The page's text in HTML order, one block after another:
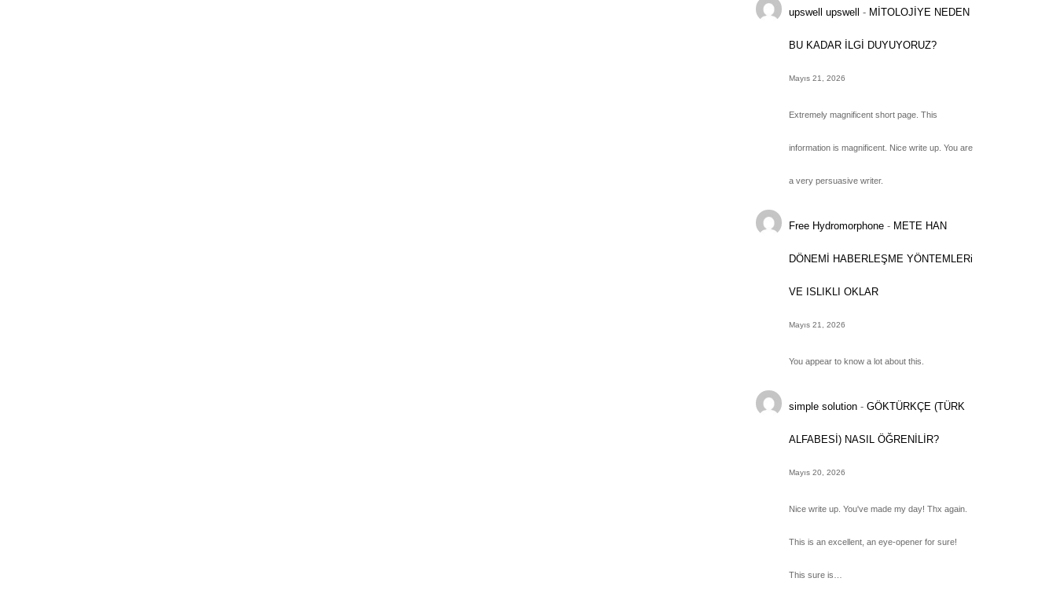
upswell upswell - MİTOLOJİYE NEDEN
BU KADAR İLGİ DUYUYORUZ?
Mayıs 21, 2026
Extremely magnificent short page. This
information is magnificent. Nice write up. You are
a very persuasive writer.
Free Hydromorphone - METE HAN
DÖNEMİ HABERLEŞME YÖNTEMLERi
VE ISLIKLI OKLAR
Mayıs 21, 2026
You appear to know a lot about this.
simple solution -GÖKTÜRKÇE (TÜRK
ALFABESİ) NASIL ÖĞRENİLİR?
Mayıs 20, 2026
Nice write up. You've made my day! Thx again.
This is an excellent, an eye-opener for sure!
This sure is…